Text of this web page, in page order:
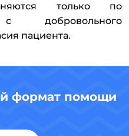
только по
пациента.
формат помощи